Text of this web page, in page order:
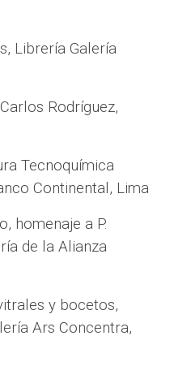
Librería Galería
Rodríguez,
Tecnoquímica
Continental, Lima
homenaje a P.
de la Alianza
y bocetos,
Ars Concentra,